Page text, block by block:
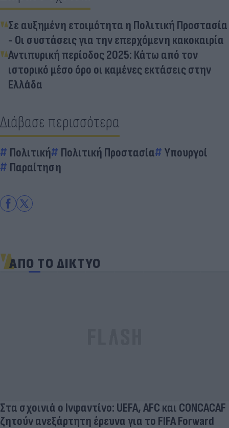
Σε αυξημένη ετοιμότητα η Πολιτική Προστασία
- Οι συστάσεις για την επερχόμενη κακοκαιρία
Αντιπυρική περίοδος 2025: Κάτω από τον
ιστορικό μέσο όρο οι καμένες εκτάσεις στην
Ελλάδα
Διάβασε περισσότερα
Πολιτική Πολιτική Προστασία
Υπουργοί
Παραίτηση
ΑΠΟ ΤΟ ΔΙΚΤΥΟ
Στα σχοινιά ο Ινφαντίνο: UEFA, AFC και CONCACAF
ζητούν ανεξάρτητη έρευνα για το FIFA Forward